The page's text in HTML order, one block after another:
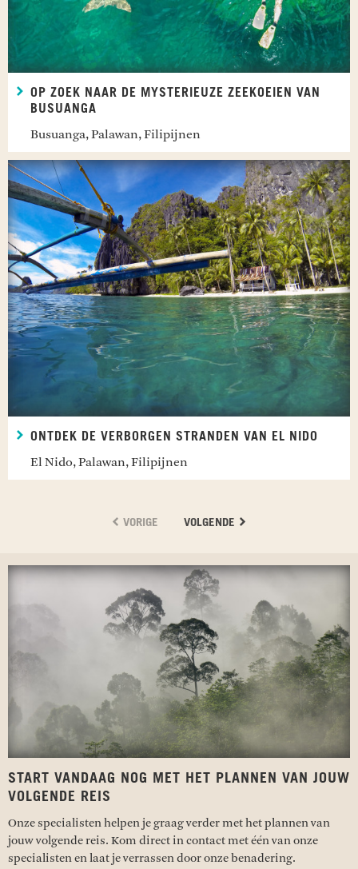
OP ZOEK NAAR DE MYSTERIEUZE ZEEKOEIEN VAN
BUSUANGA
Busuanga, Palawan, Filipijnen
ONTDEK DE VERBORGEN STRANDEN VAN EL NIDO
El Nido, Palawan, Filipijnen
VORIGE VOLGENDE
START VANDAAG NOG MET HET PLANNEN VAN JOUW
VOLGENDE REIS
Onze specialisten helpen je graag verder met het plannen van
jouw volgende reis. Kom direct in contact met één van onze
specialisten en laat je verrassen door onze benadering.